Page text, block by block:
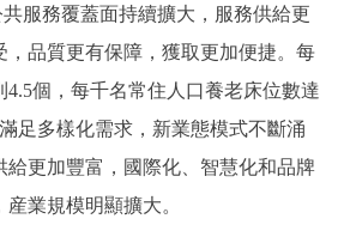
服務覆蓋面持續擴大，服務供給更
，品質更有保障，獲取更加便捷。每
個，每千名常住人口養老床位數達
足多樣化需求，新業態模式不斷涌
給更加豐富，國際化、智慧化和品牌
業規模明顯擴大。